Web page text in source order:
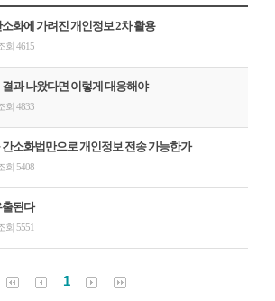
화에 가려진 개인정보 2차 활용
회 4615
과 나왔다면 이렇게 대응해야
회 4833
소화법만으로 개인정보 전송 가능한가
회 5408
출된다
회 5551
1